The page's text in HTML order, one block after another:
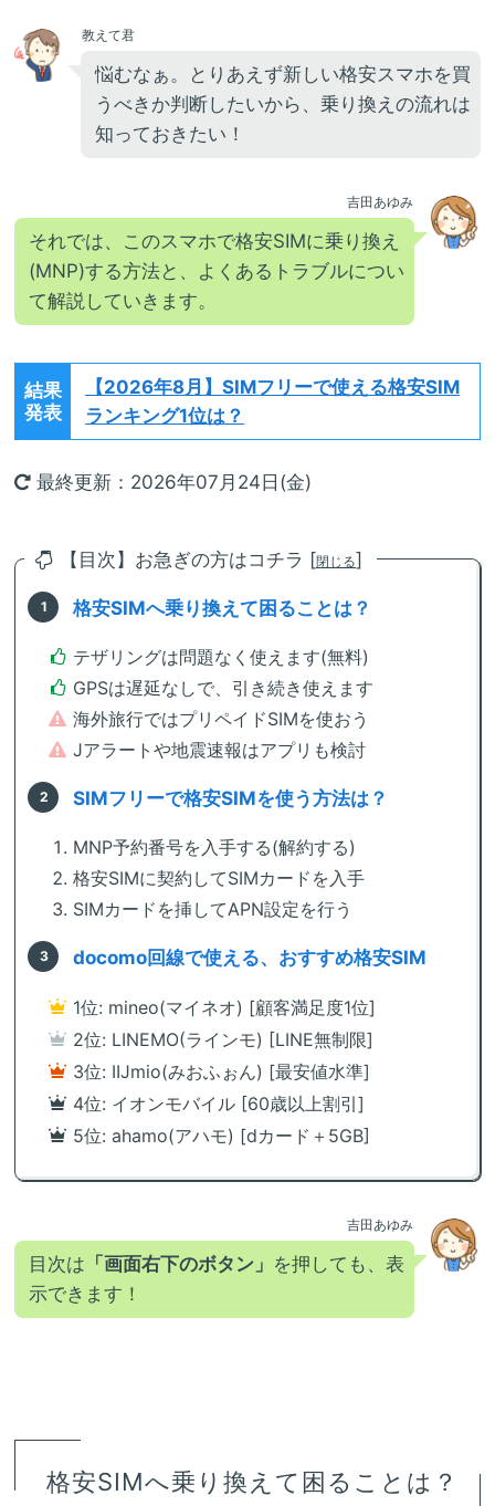
教えて君
悩むなぁ。とりあえず新しい格安スマホを買
うべきか判断したいから、乗り換えの流れは
知っておきたい！
吉田あゆみ
それでは、このスマホで格安SIMに乗り換え
(MNP)する方法と、よくあるトラブルについ
て解説していきます。
結果
発表
【2026年8月】 SIMフリーで使える格安SIM
ランキング1位は？
最終更新：2026年07月24日(金)
【目次】お急ぎの方はコチラ [閉じる]
格安SIMへ乗り換えて困ることは？
テザリングは問題なく使えます(無料)
GPSは遅延なしで、引き続き使えます
海外旅行ではプリペイドSIMを使おう
Jアラートや地震速報はアプリも検討
SIMフリーで格安SIMを使う方法は？
MNP予約番号を入手する(解約する)
格安SIMに契約してSIMカードを入手
SIMカードを挿してAPN設定を行う
docomo回線で使える、おすすめ格安SIM
1位: mineo(マイネオ) [顧客満足度1位]
2位: LINEMO(ラインモ) [LINE無制限]
3位: IIJmio(みおふぉん) [最安値水準]
4位: イオンモバイル [60歳以上割引]
5位: ahamo(アハモ) [dカード＋5GB]
吉田あゆみ
目次は 「画面右下のボタン」 を押しても、表
示できます！
格安SIMへ乗り換えて困ることは？